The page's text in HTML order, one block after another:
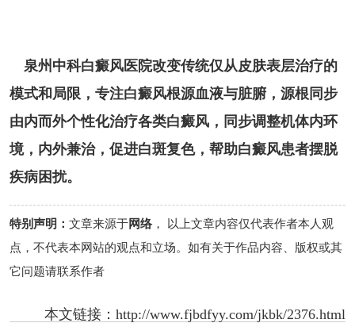
泉州中科白癜风医院改变传统仅从皮肤表层治疗的
模式和局限，专注白癜风根源血液与脏腑，源根同步
由内而外个性化治疗各类白癜风，同步调整机体内环
境，内外兼治，促进白斑复色，帮助白癜风患者摆脱
疾病困扰。
特别声明： 文章来源于网络， 以上文章内容仅代表作者本人观
点，不代表本网站的观点和立场。如有关于作品内容、版权或其
它问题请联系作者
本文链接：http://www.fjbdfyy.com/jkbk/2376.html